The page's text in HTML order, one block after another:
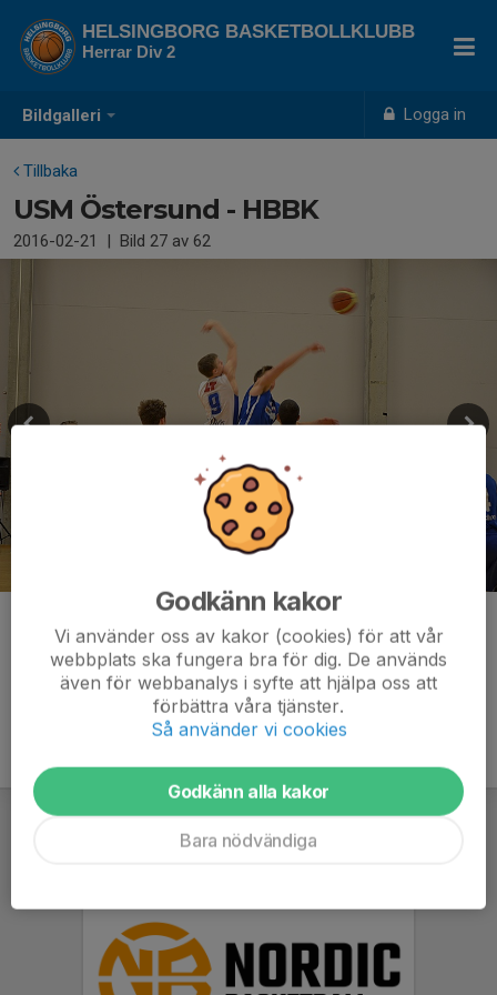
Bildgalleri Logga in
HELSINGBORG BASKETBOLLKLUBB
Herrar Div 2
Tillbaka
USM Östersund - HBBK
2016-02-21 | Bild 27 av 62
Kommentarer
Godkänn kakor
Vi använder oss av kakor (cookies) för att vår
webbplats ska fungera bra för dig. De används
även för webbanalys i syfte att hjälpa oss att
förbättra våra tjänster.
Så använder vi cookies
Godkänn alla kakor
Bara nödvändiga